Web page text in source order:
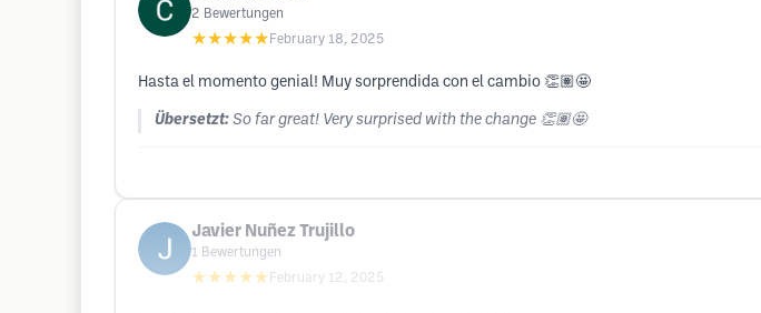
2 Bewertungen
★★★★★ February 18, 2025
Hasta el momento genial! Muy sorprendida con el cambio 👏🏽🤩
Übersetzt: So far great! Very surprised with the change 👏🏽🤩
Javier Nuñez Trujillo
1 Bewertungen
★★★★★ February 12, 2025